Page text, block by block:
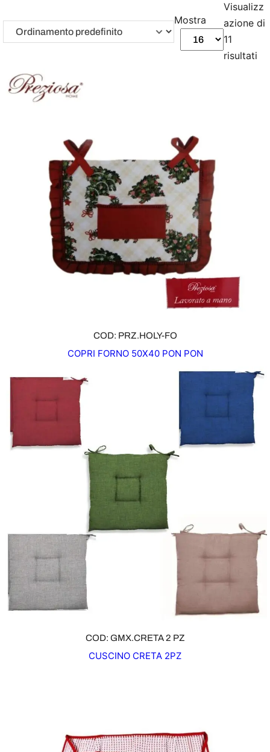
Mostra
Visualizz
azione di
11
risultati
COD: PRZ.HOLY-FO
COPRI FORNO 50X40 PON PON
COD: GMX.CRETA 2 PZ
CUSCINO CRETA 2PZ